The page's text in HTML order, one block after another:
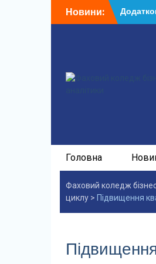
доНовини:
У ФКБА
Головна
Фаховий коледж
циклу > Підвищення
Підвищення